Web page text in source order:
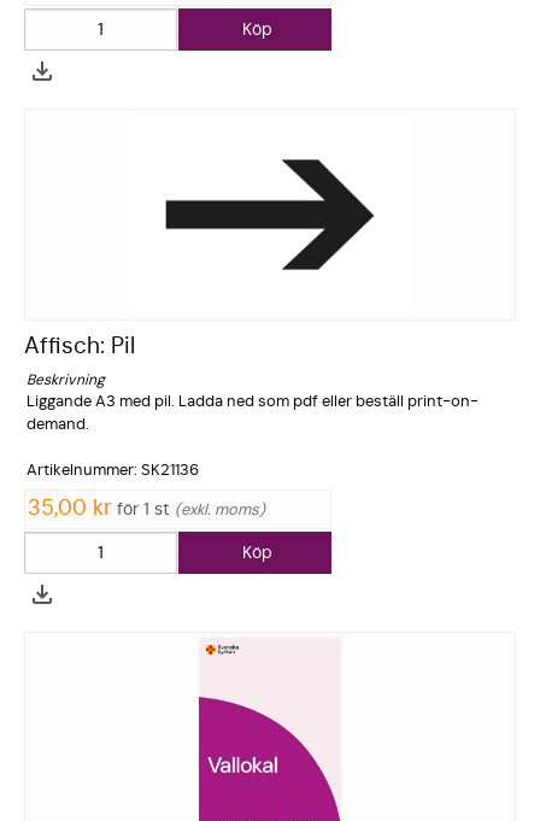
Köp
Affisch: Pil
Beskrivning
Liggande A3 med pil. Ladda ned som pdf eller beställ print-on-
demand.
Artikelnum­mer: SK21136
35,00 kr för 1 st exkl. moms
Köp